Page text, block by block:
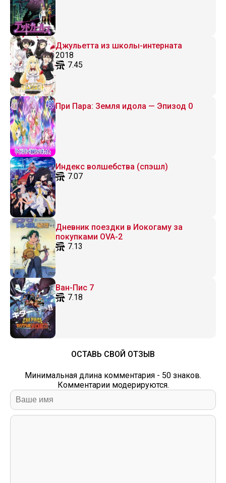
Джульетта из школы-интерната
2018
7.45
При Пара: Земля идола — Эпизод 0
Индекс волшебства (спэшл)
7.07
Дневник поездки в Иокогаму за
покупками OVA-2
7.13
Ван-Пис 7
7.18
ОСТАВЬ СВОЙ ОТЗЫВ
Минимальная длина комментария - 50 знаков.
Комментарии модерируются.